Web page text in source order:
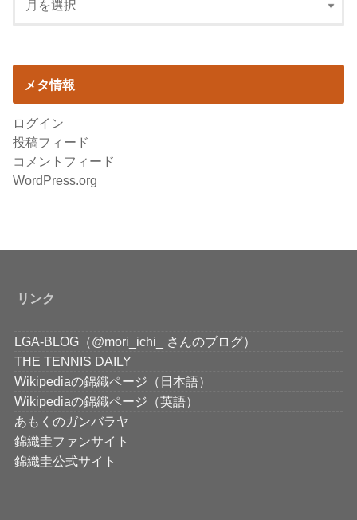
メタ情報
ログイン
投稿フィード
コメントフィード
WordPress.org
リンク
LGA-BLOG（@mori_ichi_ さんのブログ）
THE TENNIS DAILY
Wikipediaの錦織ページ（日本語）
Wikipediaの錦織ページ（英語）
あもくのガンバラヤ
錦織圭ファンサイト
錦織圭公式サイト